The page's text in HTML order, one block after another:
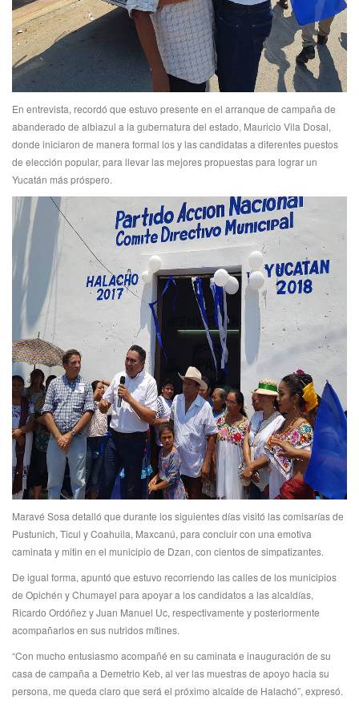
En entrevista, recordó que estuvo presente en el arranque de campaña de
abanderado de albiazul a la gubernatura del estado, Mauricio Vila Dosal,
donde iniciaron de manera formal los y las candidatas a diferentes puestos
de elección popular, para llevar las mejores propuestas para lograr un
Yucatán más próspero.
Maravé Sosa detalló que durante los siguientes días visitó las comisarías de
Pustunich, Ticul y Coahuila, Maxcanú, para concluir con una emotiva
caminata y mitin en el municipio de Dzan, con cientos de simpatizantes.
De igual forma, apuntó que estuvo recorriendo las calles de los municipios
de Opichén y Chumayel para apoyar a los candidatos a las alcaldías,
Ricardo Ordóñez y Juan Manuel Uc, respectivamente y posteriormente
acompañarlos en sus nutridos mítines.
“Con mucho entusiasmo acompañé en su caminata e inauguración de su
casa de campaña a Demetrio Keb, al ver las muestras de apoyo hacia su
persona, me queda claro que será el próximo alcalde de Halachó”, expresó.